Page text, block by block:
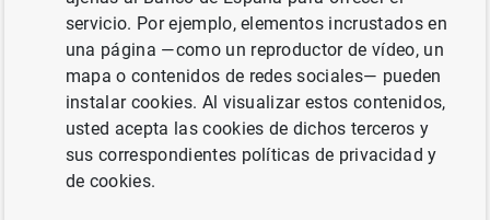
inmediato de Banco de España es verificar el
cumplimiento de la normativa aplicable. Pero su
finalidad a largo plazo es transformar la conducta de las
entidades, hacia una verdadera cultura orientada a
establecer modelos de negocio y estructuras de
organización comercial que aseguren unas prácticas de
mercado adecuadas, con particular atención a las
relaciones entre las entidades supervisadas y su
servicio. Por ejemplo, elementos incrustados en
una página —como un reproductor de vídeo, un
mapa o contenidos de redes sociales— pueden
instalar cookies. Al visualizar estos contenidos,
usted acepta las cookies de dichos terceros y
sus correspondientes políticas de privacidad y
de cookies.